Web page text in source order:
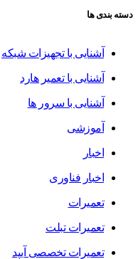
دسته بندی ها
آشنایی با تجهیزات شبکه
آشنایی با تعمیر هارد
آشنایی با سرور ها
آموزشی
اخبار
اخبار فناوری
تعمیرات
تعمیرات تبلت
تعمیرات تخصصی آیپد